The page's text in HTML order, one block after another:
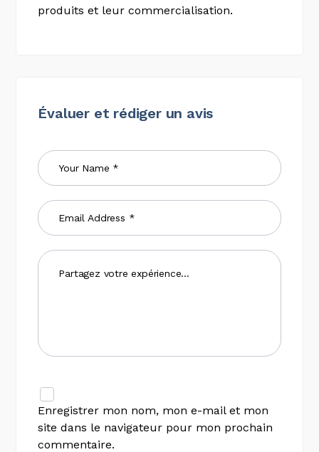
produits et leur commercialisation.
Évaluer et rédiger un avis
Enregistrer mon nom, mon e-mail et mon
site dans le navigateur pour mon prochain
commentaire.